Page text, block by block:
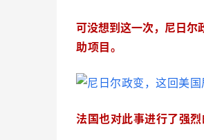
可没想到这一次，尼日尔
助项目。
法国也对此事进行了强